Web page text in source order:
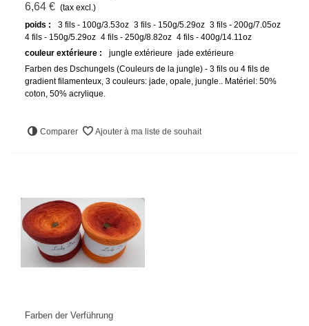
6,64 € (tax excl.)
poids :
3 fils - 100g/3.53oz 3 fils - 150g/5.29oz 3 fils - 200g/7.05oz
4 fils - 150g/5.29oz 4 fils - 250g/8.82oz 4 fils - 400g/14.11oz
couleur extérieure :
jungle extérieure jade extérieure
Farben des Dschungels (Couleurs de la jungle) - 3 fils ou 4 fils de
gradient filamenteux, 3 couleurs: jade, opale, jungle.. Matériel: 50%
coton, 50% acrylique.
Comparer Ajouter à ma liste de souhait
Farben der Verführung